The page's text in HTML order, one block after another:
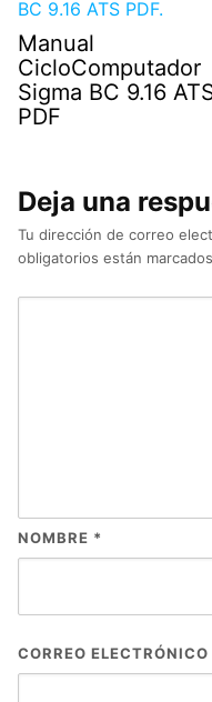
Manual
CicloComputador
Sigma BC 9.16
PDF
Deja una
Tu dirección de correo
obligatorios están
NOMBRE *
CORREO ELECTRÓNICO